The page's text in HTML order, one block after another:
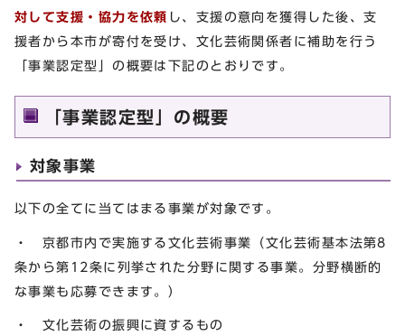
対して支援・協力を依頼 し、支援の意向を獲得した後、支
援者から本市が寄付を受け、文化芸術関係者に補助を行う
「事業認定型」の概要は下記のとおりです。
「事業認定型」の概要
対象事業
以下の全てに当てはまる事業が対象です。
・ 京都市内で実施する文化芸術事業（文化芸術基本法第8
条から第12条に列挙された分野に関する事業。分野横断的
な事業も応募できます。）
・ 文化芸術の振興に資するもの